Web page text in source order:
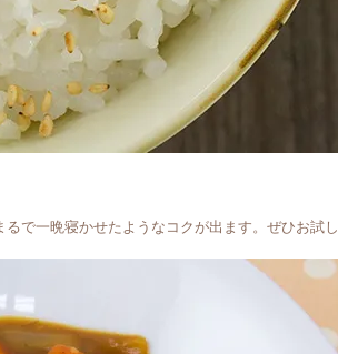
で一晩寝かせたようなコクが出ます。ぜひお試し